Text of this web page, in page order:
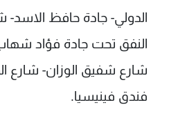
الدولي- جادة حافظ
النفق تحت جادة فؤاد
شارع شفيق الوزان- شارع
فندق فينيسيا.